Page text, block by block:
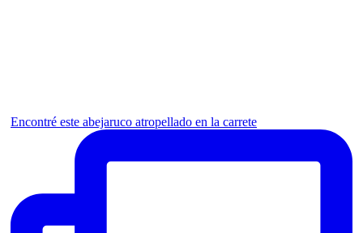
Encontré este abejaruco atropellado en la carrete